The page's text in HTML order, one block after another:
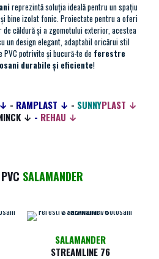
reprezintă soluția ideală pentru un spațiu
bine izolat fonic. Proiectate pentru a oferi
căldură și a zgomotului exterior, acestea
un design elegant, adaptabil oricărui stil
potrivite și bucură-te de ferestre
durabile și eficiente!
- RAMPLAST ↓ - SUNNYPLAST ↓
↓ - REHAU ↓
SALAMANDER
SALAMANDER
STREAMLINE 76